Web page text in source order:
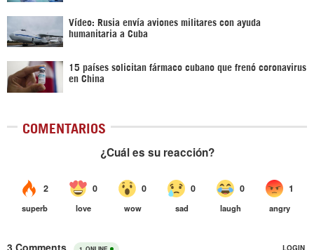
Vídeo: Rusia envía aviones militares con ayuda
humanitaria a Cuba
15 países solicitan fármaco cubano que frenó coronavirus
en China
COMENTARIOS